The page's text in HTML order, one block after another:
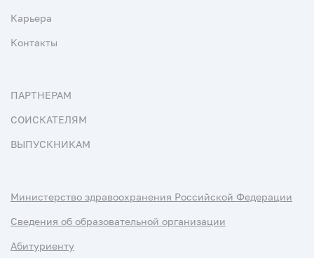
Карьера
Контакты
ПАРТНЕРАМ
СОИСКАТЕЛЯМ
ВЫПУСКНИКАМ
Министерство здравоохранения Российской Федерации
Сведения об образовательной организации
Абитуриенту